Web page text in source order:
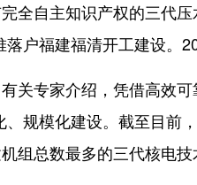
完全自主知识产权的三代
落户福建福清开工建设。
专家介绍，凭借高效可
、规模化建设。截至目前
组总数最多的三代核电技